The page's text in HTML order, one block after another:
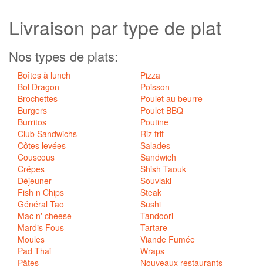
Livraison partype de plat
Nos types de plats:
Boîtes à lunch
Bol Dragon
Brochettes
Burgers
Burritos
Club Sandwichs
Côtes levées
Couscous
Crêpes
Déjeuner
Fish n Chips
Général Tao
Mac n' cheese
Mardis Fous
Moules
Pad Thai
Pâtes
Pizza
Poisson
Poulet au beurre
Poulet BBQ
Poutine
Riz frit
Salades
Sandwich
Shish Taouk
Souvlaki
Steak
Sushi
Tandoori
Tartare
Viande Fumée
Wraps
Nouveaux restaurants